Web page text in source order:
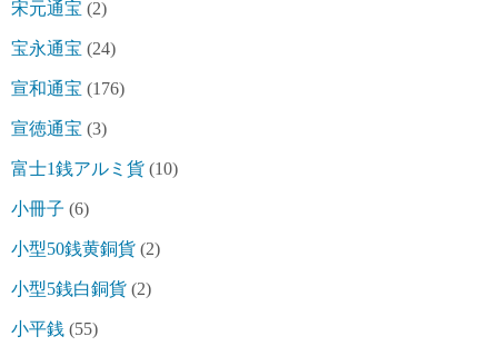
宋元通宝 (2)
宝永通宝 (24)
宣和通宝 (176)
宣徳通宝 (3)
富士1銭アルミ貨 (10)
小冊子 (6)
小型50銭黄銅貨 (2)
小型5銭白銅貨 (2)
小平銭 (55)